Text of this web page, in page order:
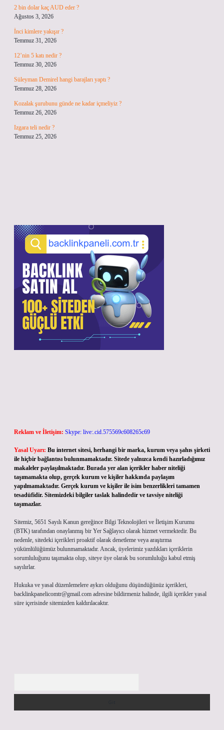
2 bin dolar kaç AUD eder ?
Ağustos 3, 2026
İnci kimlere yakışır ?
Temmuz 31, 2026
12’nin 5 katı nedir ?
Temmuz 30, 2026
Süleyman Demirel hangi barajları yaptı ?
Temmuz 28, 2026
Kozalak şurubunu günde ne kadar içmeliyiz ?
Temmuz 26, 2026
Izgara teli nedir ?
Temmuz 25, 2026
Reklam ve İletişim: Skype: live:.cid.575569c608265c69
Yasal Uyarı: Bu internet sitesi, herhangi bir marka, kurum veya şahıs şirketi
ile hiçbir bağlantısı bulunmamaktadır. Sitede yalnızca kendi hazırladığımız
makaleler paylaşılmaktadır. Burada yer alan içerikler haber niteliği
taşımamakta olup, gerçek kurum ve kişiler hakkında paylaşım
yapılmamaktadır. Gerçek kurum ve kişiler ile isim benzerlikleri tamamen
tesadüfidir. Sitemizdeki bilgiler taslak halindedir ve tavsiye niteliği
taşımazlar.
Sitemiz, 5651 Sayılı Kanun gereğince Bilgi Teknolojileri ve İletişim Kurumu
(BTK) tarafından onaylanmış bir Yer Sağlayıcı olarak hizmet vermektedir. Bu
nedenle, sitedeki içerikleri proaktif olarak denetleme veya araştırma
yükümlülüğümüz bulunmamaktadır. Ancak, üyelerimiz yazdıkları içeriklerin
sorumluluğunu taşımakta olup, siteye üye olarak bu sorumluluğu kabul etmiş
sayılırlar.
Hukuka ve yasal düzenlemelere aykırı olduğunu düşündüğünüz içerikleri,
backlinkpanelicomtr@gmail.com adresine bildirmeniz halinde, ilgili içerikler yasal
süre içerisinde sitemizden kaldırılacaktır.